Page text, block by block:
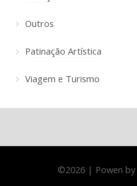
Outros
Patinação Artística
Viagem e Turismo
©2026 | Powen by